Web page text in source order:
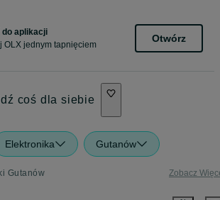
do aplikacji
OLX jednym tapnięciem
Otwórz
coś dla siebie
Elektronika Gutanów
Gutanów Zobacz